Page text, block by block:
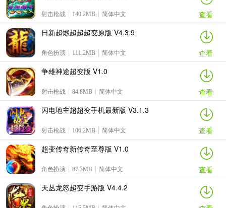
射击枪战 140.2MB 简体中文
查看
日新超燃超超超变原版 V4.3.9
角色扮演 111.2MB 简体中文
查看
争雄神途超变版 V1.0
射击枪战 84.8MB 简体中文
查看
闪电地主超超变手机最新版 V3.1.3
射击枪战 106.2MB 简体中文
查看
超变传奇新传奇至尊版 V1.0
角色扮演 87.3MB 简体中文
查看
天丛龙怒超变手游版 V4.4.2